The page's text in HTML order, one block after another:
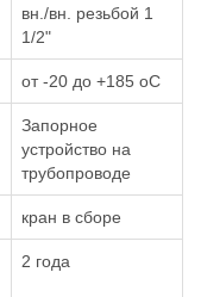
вн./вн. резьбой 1
1/2"
от -20 до +185 oC
Запорное
устройство на
трубопроводе
кран в сборе
2 года